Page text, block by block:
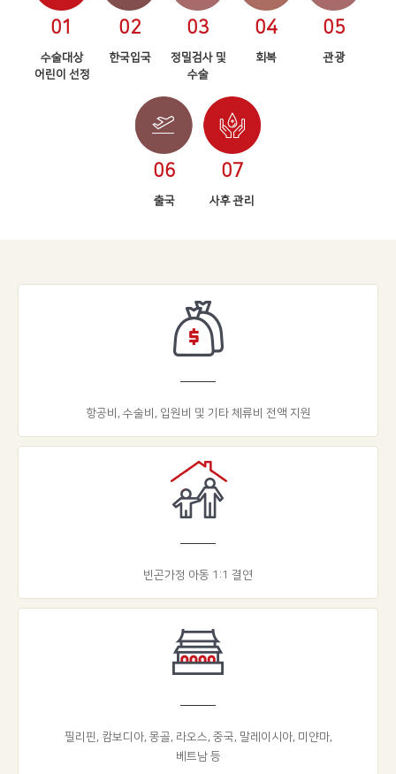
01
수술대상
어린이 선정
02
한국입국
03
정밀검사 및
수술
04
회복
05
관광
06
출국
07
사후 관리
항공비, 수술비, 입원비 및 기타 체류비 전액 지원
빈곤가정 아동 1:1 결연
필리핀, 캄보디아, 몽골, 라오스, 중국, 말레이시아, 미얀마,
베트남 등